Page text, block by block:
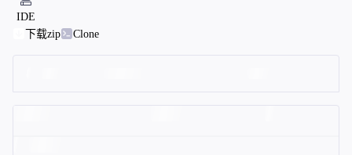
IDE
下载zip
Clone